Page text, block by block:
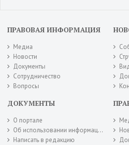
ПРАВОВАЯ ИНФОРМАЦИЯ
Медиа
Новости
Документы
Сотрудничество
Вопросы
ДОКУМЕНТЫ
О портале
Об использовании информации сайта
Написать в редакцию